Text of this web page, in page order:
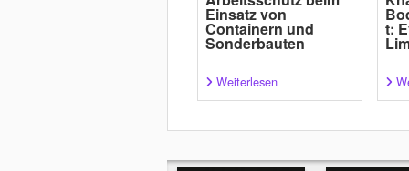
Einsatz von
Containern und
Sonderbauten
Weiterlesen
t: